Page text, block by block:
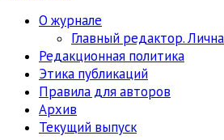
О журнале
Главный редактор.
Редакционная политика
Этика публикаций
Правила для авторов
Архив
Текущий выпуск